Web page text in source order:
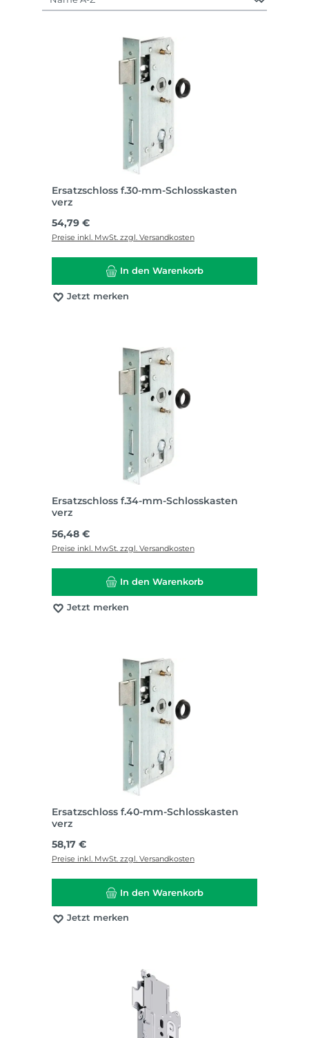
Ersatzschloss f.30-mm-Schlosskasten
verz
Regulärer Preis:
54,79 €
Preise inkl. MwSt. zzgl. Versandkosten
In den Warenkorb
Jetzt merken
Ersatzschloss f.34-mm-Schlosskasten
verz
Regulärer Preis:
56,48 €
Preise inkl. MwSt. zzgl. Versandkosten
In den Warenkorb
Jetzt merken
Ersatzschloss f.40-mm-Schlosskasten
verz
Regulärer Preis:
58,17 €
Preise inkl. MwSt. zzgl. Versandkosten
In den Warenkorb
Jetzt merken